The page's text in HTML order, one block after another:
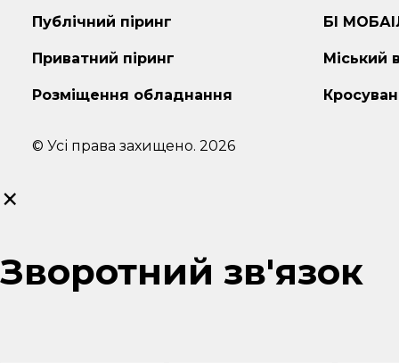
Публічний піринг
Приватний піринг
Розміщення обладнання
БІ
Міський
© Усі права захищено. 2026
×
Зворотний зв'язок